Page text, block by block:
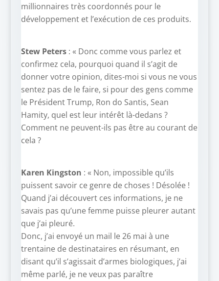
millionnaires très coordonnés pour le
développement et l’exécution de ces produits.
Stew Peters: « Donc comme vous parlez et
confirmez cela, pourquoi quand il s’agit de
donner votre opinion, dites-moi si vous ne vous
sentez pas de le faire, si pour des gens comme
le Président Trump, Ron do Santis, Sean
Hamity, quel est leur intérêt là-dedans ?
Comment ne peuvent-ils pas être au courant de
cela ?
Karen Kingston : « Non, impossible qu’ils
puissent savoir ce genre de choses ! Désolée !
Quand j’ai découvert ces informations, je ne
savais pas qu’une femme puisse pleurer autant
que j’ai pleuré.
Donc, j’ai envoyé un mail le 26 mai à une
trentaine de destinataires en résumant, en
disant qu’il s’agissait d’armes biologiques, j’ai
même parlé, je ne veux pas paraître